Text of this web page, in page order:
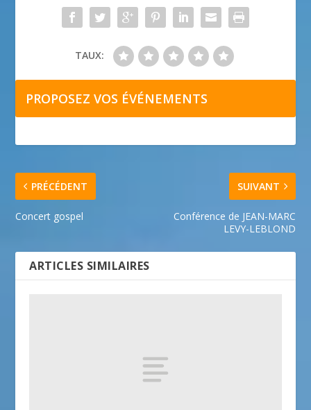
TAUX:
PROPOSEZ VOS ÉVÉNEMENTS
PRÉCÉDENT
Concert gospel
SUIVANT
Conférence de JEAN-MARC
LEVY-LEBLOND
ARTICLES SIMILAIRES